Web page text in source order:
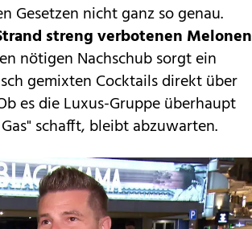
Gesetzen nicht ganz so genau.
streng verbotenen Melonen
nötigen Nachschub sorgt ein
gemixten Cocktails direkt über
es die Luxus-Gruppe überhaupt
schafft, bleibt abzuwarten.